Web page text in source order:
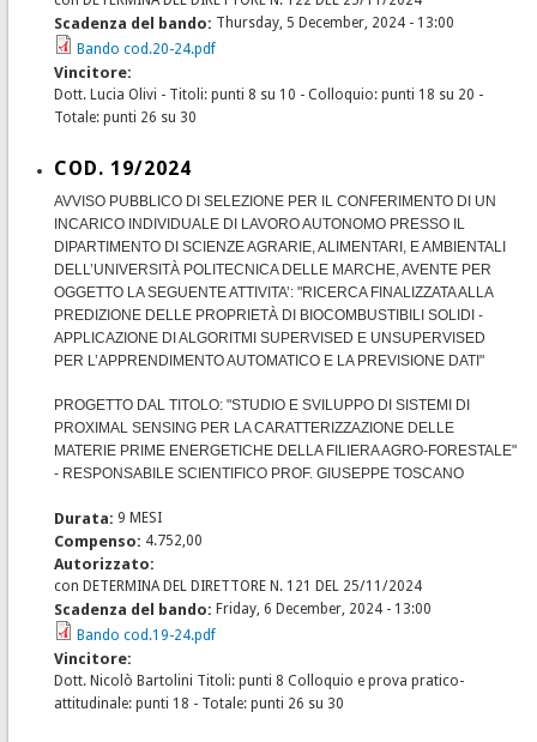
Scadenza del bando: Thursday, 5 December, 2024 - 13:00
Bando cod.20-24.pdf
Vincitore:
Dott. Lucia Olivi - Titoli: punti 8 su 10 - Colloquio: punti 18 su 20 -
Totale: punti 26 su 30
COD. 19/2024
AVVISO PUBBLICO DI SELEZIONE PER IL CONFERIMENTO DI UN
INCARICO INDIVIDUALE DI LAVORO AUTONOMO PRESSO IL
DIPARTIMENTO DI SCIENZE AGRARIE, ALIMENTARI, E AMBIENTALI
DELL’UNIVERSITÀ POLITECNICA DELLE MARCHE, AVENTE PER
OGGETTO LA SEGUENTE ATTIVITA’: "RICERCA FINALIZZATA ALLA
PREDIZIONE DELLE PROPRIETÀ DI BIOCOMBUSTIBILI SOLIDI -
APPLICAZIONE DI ALGORITMI SUPERVISED E UNSUPERVISED
PER L’APPRENDIMENTO AUTOMATICO E LA PREVISIONE DATI"
PROGETTO DAL TITOLO: "STUDIO E SVILUPPO DI SISTEMI DI
PROXIMAL SENSING PER LA CARATTERIZZAZIONE DELLE
MATERIE PRIME ENERGETICHE DELLA FILIERA AGRO-FORESTALE"
- RESPONSABILE SCIENTIFICO PROF. GIUSEPPE TOSCANO
Durata: 9 MESI
Compenso: 4.752,00
Autorizzato:
con DETERMINA DEL DIRETTORE N. 121 DEL 25/11/2024
Scadenza del bando:Friday, 6 December, 2024 - 13:00
Bando cod.19-24.pdf
Vincitore:
Dott. Nicolò Bartolini Titoli: punti 8 Colloquio e prova pratico-
attitudinale: punti 18 - Totale: punti 26 su 30